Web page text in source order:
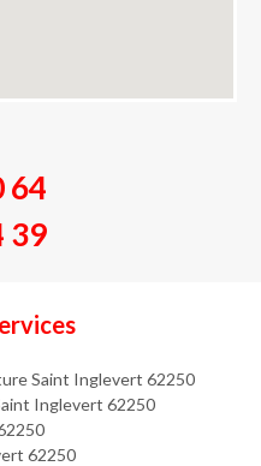
64
39
Saint Inglevert 62250
Inglevert 62250
62250